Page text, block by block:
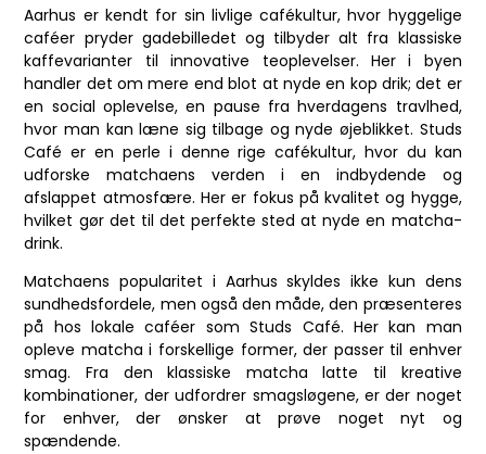
Aarhus er kendt for sin livlige cafékultur, hvor hyggelige
caféer pryder gadebilledet og tilbyder alt fra klassiske
kaffevarianter til innovative teoplevelser. Her i byen
handler det om mere end blot at nyde en kop drik; det er
en social oplevelse, en pause fra hverdagens travlhed,
hvor man kan læne sig tilbage og nyde øjeblikket. Studs
Café er en perle i denne rige cafékultur, hvor du kan
udforske matchaens verden i en indbydende og
afslappet atmosfære. Her er fokus på kvalitet og hygge,
hvilket gør det til det perfekte sted at nyde en matcha-
drink.
Matchaens popularitet i Aarhus skyldes ikke kun dens
sundhedsfordele, men også den måde, den præsenteres
på hos lokale caféer som Studs Café. Her kan man
opleve matcha i forskellige former, der passer til enhver
smag. Fra den klassiske matcha latte til kreative
kombinationer, der udfordrer smagsløgene, er der noget
for enhver, der ønsker at prøve noget nyt og
spændende.